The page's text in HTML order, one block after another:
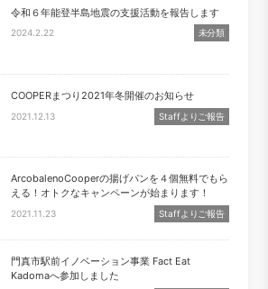
令和６年能登半島地震の支援活動を報告します
2024.2.22 未分類
COOPERまつり2021年冬開催のお知らせ
2021.12.13 Staffよりご報告
ArcobalenoCooperの揚げパンを４個無料でもら
える！オトクなキャンペーンが始まります！
2021.11.23 Staffよりご報告
門真市駅前イノベーション事業 Fact Eat
Kadomaへ参加しました